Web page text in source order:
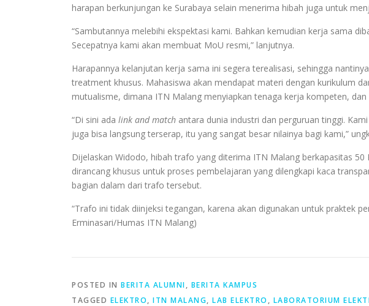
harapan berkunjungan ke Surabaya selain menerima hibah juga untuk
“Sambutannya melebihi ekspektasi kami. Bahkan kemudian kerja sama
Secepatnya kami akan membuat MoU resmi,” lanjutnya.
Harapannya kelanjutan kerja sama ini segera terealisasi, sehingga
treatment khusus. Mahasiswa akan mendapat materi dengan kurikulum
mutualisme, dimana ITN Malang menyiapkan tenaga kerja kompeten,
“Di sini ada link and match antara dunia industri dan perguruan tinggi.
juga bisa langsung terserap, itu yang sangat besar nilainya bagi kami,”
Dijelaskan Widodo, hibah trafo yang diterima ITN Malang berkapasitas
dirancang khusus untuk proses pembelajaran yang dilengkapi kaca
bagian dalam dari trafo tersebut.
“Trafo ini tidak diinjeksi tegangan, karena akan digunakan untuk praktek
Erminasari/Humas ITN Malang)
POSTED IN BERITA ALUMNI, BERITA KAMPUS
TAGGED ELEKTRO, ITN MALANG, LAB ELEKTRO , LABORATORIUM